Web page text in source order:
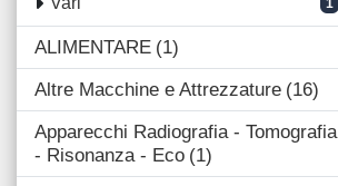
1
ALIMENTARE 1
Altre Macchine e Attrezzature 16
Apparecchi Radiografia - Tomografia
- Risonanza - Eco 1